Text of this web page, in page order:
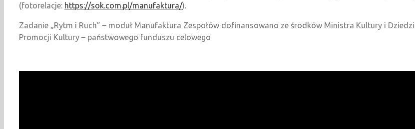
(fotorelacje: https://sok.com.pl/manufaktura/).
Zadanie „Rytm i Ruch” – moduł Manufaktura Zespołów dofinansowano ze środków Ministra Kultury i
Promocji Kultury – państwowego funduszu celowego